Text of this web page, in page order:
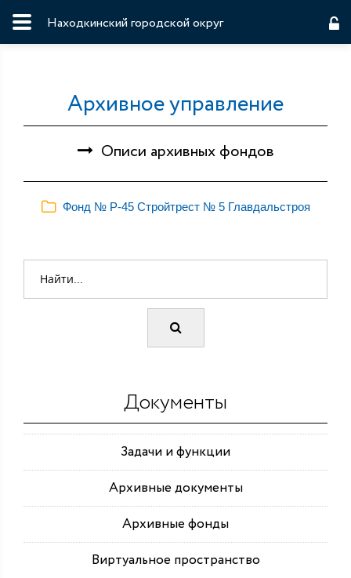
Находкинский городской округ
Архивное управление
Описи архивных фондов
Фонд № Р-45 Стройтрест № 5 Главдальстроя
Документы
Задачи и функции
Архивные документы
Архивные фонды
Виртуальное пространство